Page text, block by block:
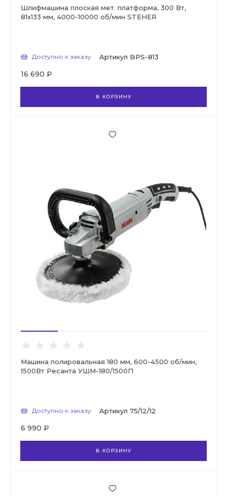
Шлифмашина плоская мет. платформа, 300 Вт,
81х133 мм, 4000-10000 об/мин STEHER
Доступно к заказу Артикул BPS-813
16 690 ₽
В КОРЗИНУ
Машина полировальная 180 мм, 600-4500 об/мин,
1500Вт Ресанта УШМ-180/1500П
Доступно к заказу Артикул 75/12/12
6 990 ₽
В КОРЗИНУ